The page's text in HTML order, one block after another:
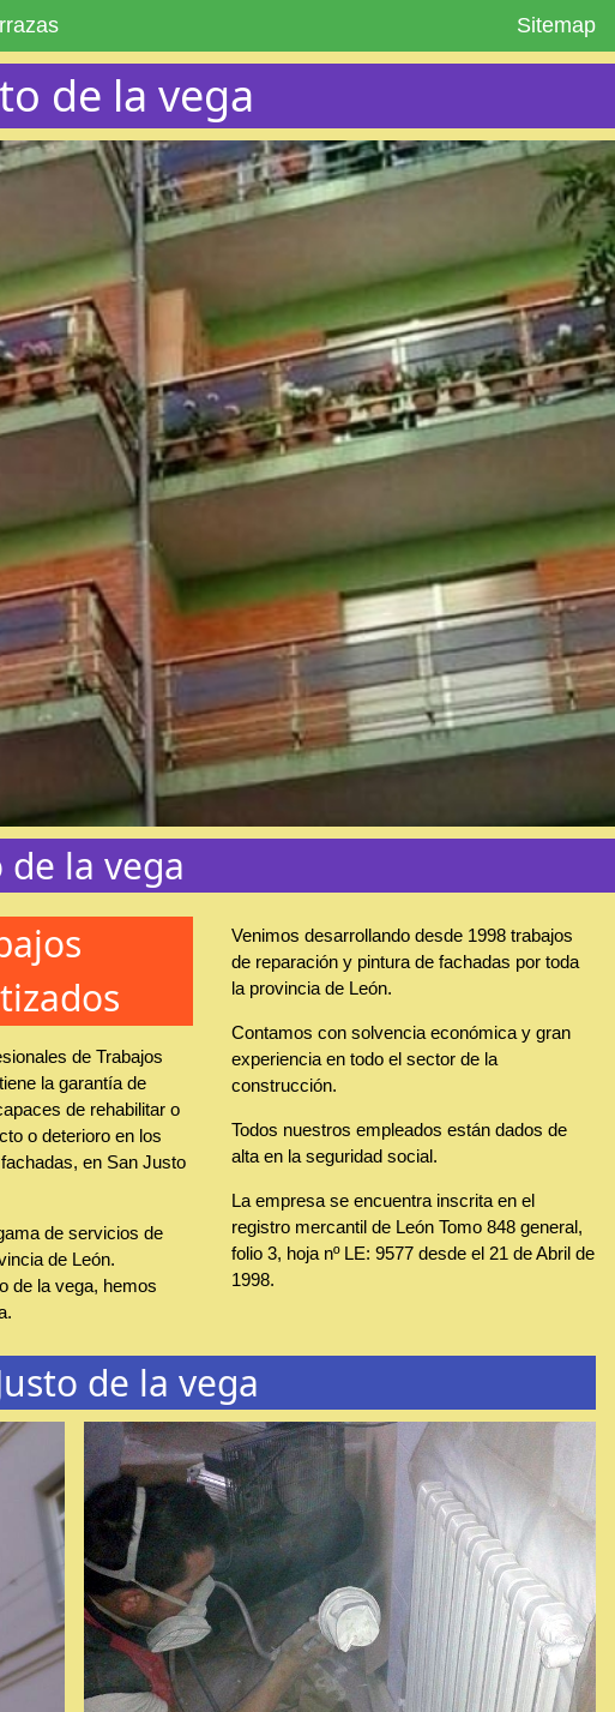
Sitemap
de la vega
de la vega
de Trabajos
la garantía de
de rehabilitar o
o deterioro en los
en San Justo
de servicios de
de León.
de la vega, hemos
Venimos desarrollando desde 1998 trabajos
de reparación y pintura de fachadas por toda
la provincia de León.
Contamos con solvencia económica y gran
experiencia en todo el sector de la
construcción.
Todos nuestros empleados están dados de
alta en la seguridad social.
La empresa se encuentra inscrita en el
registro mercantil de León Tomo 848 general,
folio 3, hoja nº LE: 9577 desde el 21 de Abril de
1998.
de la vega